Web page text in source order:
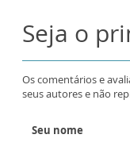
Seja o
Os comentários e
seus autores e não
Seu nome